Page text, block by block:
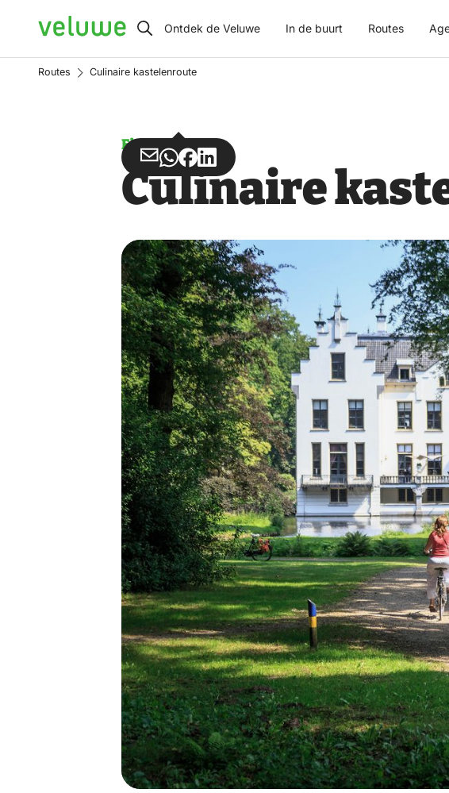
Veluwe Ontdek de Veluwe In de buurt Routes
Routes Culinaire kastelenroute
Fietsen
Deel
via
Deel
via
Deel
op
Deel
op
Culinaire